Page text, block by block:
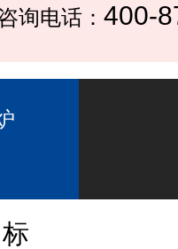
询电话： 400-